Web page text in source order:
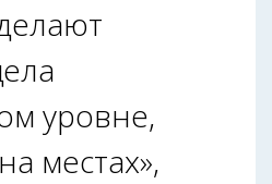
уровне,
местах»,